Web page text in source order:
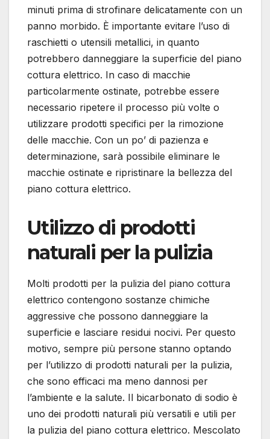
minuti prima di strofinare delicatamente con un
panno morbido. È importante evitare l’uso di
raschietti o utensili metallici, in quanto
potrebbero danneggiare la superficie del piano
cottura elettrico. In caso di macchie
particolarmente ostinate, potrebbe essere
necessario ripetere il processo più volte o
utilizzare prodotti specifici per la rimozione
delle macchie. Con un po’ di pazienza e
determinazione, sarà possibile eliminare le
macchie ostinate e ripristinare la bellezza del
piano cottura elettrico.
Utilizzo di prodotti
naturali per la pulizia
Molti prodotti per la pulizia del piano cottura
elettrico contengono sostanze chimiche
aggressive che possono danneggiare la
superficie e lasciare residui nocivi. Per questo
motivo, sempre più persone stanno optando
per l’utilizzo di prodotti naturali per la pulizia,
che sono efficaci ma meno dannosi per
l’ambiente e la salute. Il bicarbonato di sodio è
uno dei prodotti naturali più versatili e utili per
la pulizia del piano cottura elettrico. Mescolato